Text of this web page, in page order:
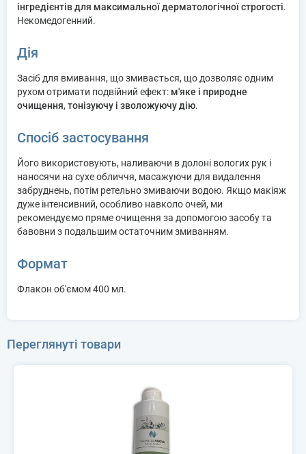
інгредієнтів для максимальної дерматологічної строгості.
Некомедогенний.
Дія
Засіб для вмивання, що змивається, що дозволяє одним
рухом отримати подвійний ефект: м'яке і природне
очищення, тонізуючу і зволожуючу дію.
Спосіб застосування
Його використовують, наливаючи в долоні вологих рук і
наносячи на сухе обличчя, масажуючи для видалення
забруднень, потім ретельно змиваючи водою. Якщо макіяж
дуже інтенсивний, особливо навколо очей, ми
рекомендуємо пряме очищення за допомогою засобу та
бавовни з подальшим остаточним змиванням.
Формат
Флакон об'ємом 400 мл.
Переглянуті товари